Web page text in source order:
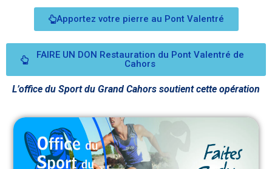
Apportez votre pierre au Pont Valentré
FAIRE UN DON Restauration du Pont Valentré de
Cahors
L’office du Sport du Grand Cahors soutient cette opération